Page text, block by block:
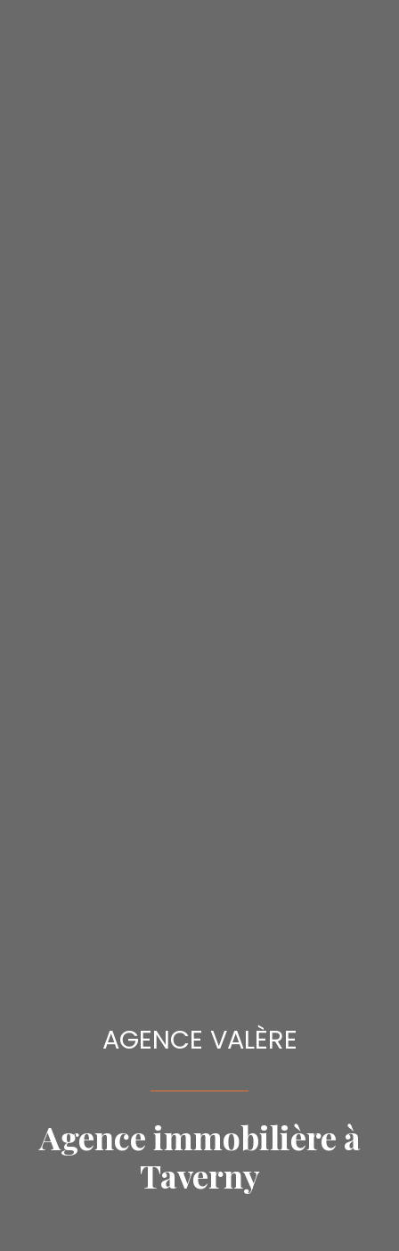
AGENCE VALÈRE
Agence immobilière à
Taverny